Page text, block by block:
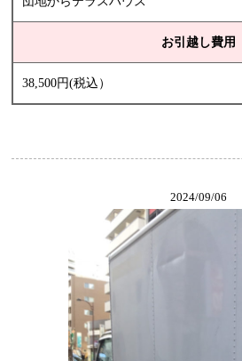
お引越し費用
38,500円(税込）
2024/09/06